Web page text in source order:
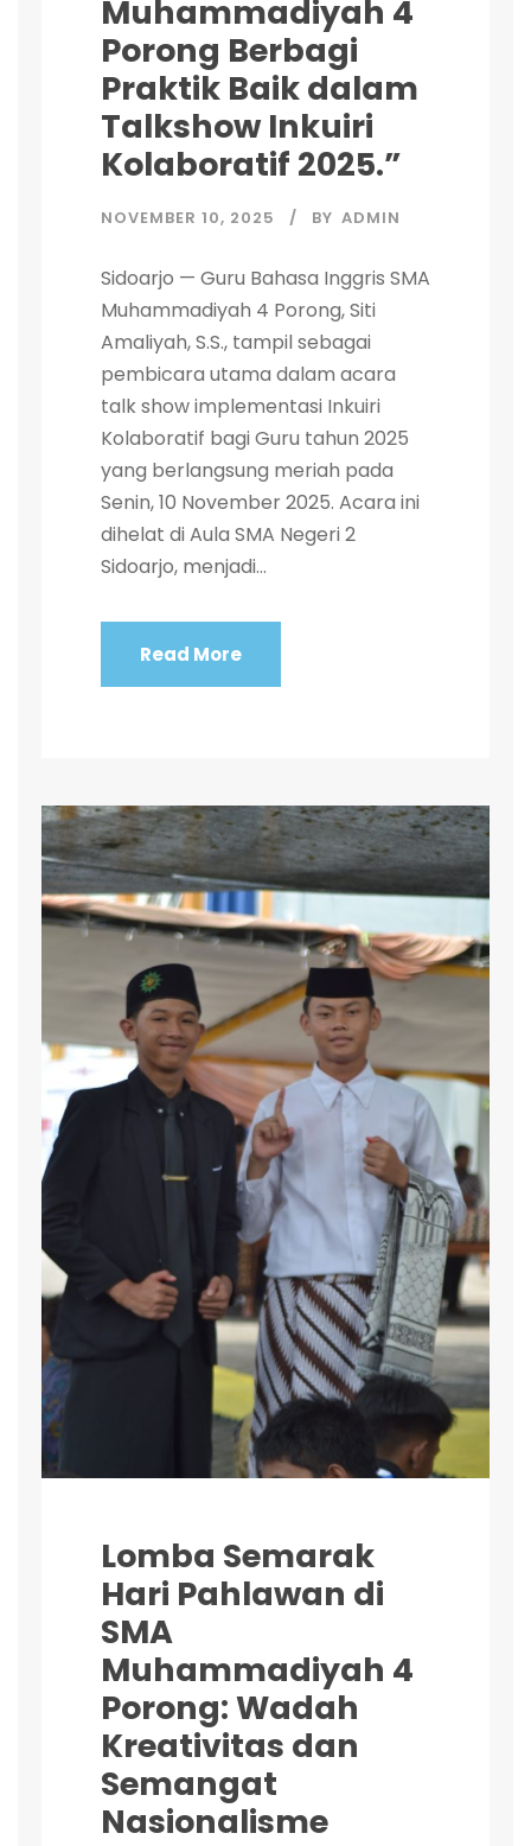
Muhammadiyah 4
Porong Berbagi
Praktik Baik dalam
Talkshow Inkuiri
Kolaboratif 2025.”
NOVEMBER 10, 2025 BY ADMIN
Sidoarjo — Guru Bahasa Inggris SMA
Muhammadiyah 4 Porong, Siti
Amaliyah, S.S., tampil sebagai
pembicara utama dalam acara
talk show implementasi Inkuiri
Kolaboratif bagi Guru tahun 2025
yang berlangsung meriah pada
Senin, 10 November 2025. Acara ini
dihelat di Aula SMA Negeri 2
Sidoarjo, menjadi...
Read More
Lomba Semarak
Hari Pahlawan di
SMA
Muhammadiyah 4
Porong: Wadah
Kreativitas dan
Semangat
Nasionalisme